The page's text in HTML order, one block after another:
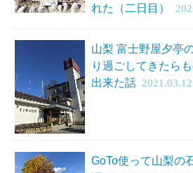
れた（二日目）
山梨 富士野屋夕亭
り過ごしてきたら
出来た話 2021.03.12
GoTo使って山梨の